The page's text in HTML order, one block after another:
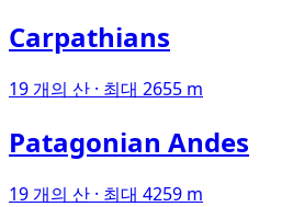
Carpathians
19 개의 산 · 최대 2655 m
Patagonian Andes
19 개의 산 · 최대 4259 m